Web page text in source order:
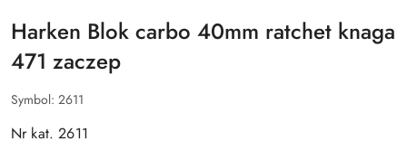
Harken Blok carbo 40mm ratchet knaga
471 zaczep
Symbol: 2611
Nr kat. 2611